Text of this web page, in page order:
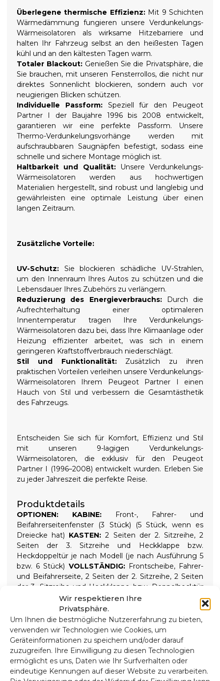
Wir respektieren Ihre
Privatsphäre.
Um Ihnen die bestmögliche Nutzererfahrung zu bieten,
verwenden wir Technologien wie Cookies, um
Geräteinformationen zu speichern und/oder darauf
zuzugreifen. Ihre Einwilligung zu diesen Technologien
ermöglicht es uns, Daten wie Ihr Surfverhalten oder
eindeutige Kennungen auf dieser Website zu verarbeiten.
Überlegene thermische Effizienz:Mit 9 Schichten
Wärmedämmung fungieren unsere Verdunkelungs-
Wärmeisolatoren als wirksame Hitzebarriere und
halten Ihr Fahrzeug selbst an den heißesten Tagen
kühl und an den kältesten Tagen warm.
Totaler Blackout:Genießen Sie die Privatsphäre, die
Sie brauchen, mit unseren Fensterrollos, die nicht nur
direktes Sonnenlicht blockieren, sondern auch vor
neugierigen Blicken schützen.
Individuelle Passform:Speziell für den Peugeot
Partner I der Baujahre 1996 bis 2008 entwickelt,
garantieren wir eine perfekte Passform. Unsere
Thermo-Verdunkelungsvorhänge werden mit
aufschraubbaren Saugnäpfen befestigt, sodass eine
schnelle und sichere Montage möglich ist.
Haltbarkeit und Qualität:Unsere Verdunkelungs-
Wärmeisolatoren werden aus hochwertigen
Materialien hergestellt, sind robust und langlebig und
gewährleisten eine optimale Leistung über einen
langen Zeitraum.
Zusätzliche Vorteile:
UV-Schutz: Sie blockieren schädliche UV-Strahlen,
um den Innenraum Ihres Autos zu schützen und die
Lebensdauer Ihres Zubehörs zu verlängern.
Reduzierung des Energieverbrauchs:Durch die
Aufrechterhaltung einer optimaleren
Innentemperatur tragen Ihre Verdunkelungs-
Wärmeisolatoren dazu bei, dass Ihre Klimaanlage oder
Heizung effizienter arbeitet, was sich in einem
geringeren Kraftstoffverbrauch niederschlägt.
Stil und Funktionalität:Zusätzlich zu ihren
praktischen Vorteilen verleihen unsere Verdunkelungs-
Wärmeisolatoren Ihrem Peugeot Partner I einen
Hauch von Stil und verbessern die Gesamtästhetik
des Fahrzeugs.
Entscheiden Sie sich für Komfort, Effizienz und Stil
mit unseren 9-lagigen Verdunkelungs-
Wärmeisolatoren, die exklusiv für den Peugeot
Partner I (1996–2008) entwickelt wurden. Erleben Sie
zu jeder Jahreszeit die perfekte Reise.
Produktdetails
OPTIONEN: KABINE: Front-, Fahrer- und
Beifahrerseitenfenster (3 Stück) (5 Stück, wenn es
Dreiecke hat) KASTEN: 2 Seiten der 2. Sitzreihe, 2
Seiten der 3. Sitzreihe und Heckklappe bzw.
Heckdoppeltür je nach Modell (je nach Ausführung 5
bzw. 6 Stück) VOLLSTÄNDIG:Frontscheibe, Fahrer-
und Beifahrerseite, 2 Seiten der 2. Sitzreihe, 2 Seiten
der 3. Sitzreihe und Heckklappe bzw. Doppelhecktür
je nach Modell (8 bzw. 9 Stück), bei Dreiecken wären
es 10 bzw. 119-SCHICHT-WÄRMEISOLATOREN
Hochwertige 9-lagige Wärmedämmung und
Verdunkelungsrollos isolieren sowohl hohe als auch
niedrige Temperaturen und sorgen so für mehr
Komfort im Inneren und absolute Dunkelheit für
erholsame Nächte. Wird mit aufschraubbaren
Saugnäpfen mit hoher Saugkraft gehalten, die sich